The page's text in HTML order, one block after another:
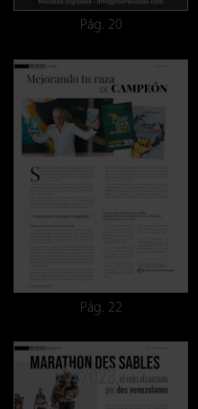
Pág. 20
Pág. 22